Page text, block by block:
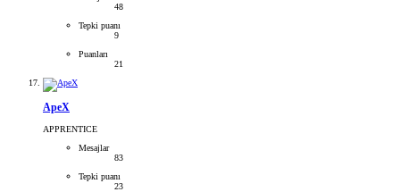
48
Tepki puanı
9
Puanları
21
ApeX
APPRENTICE
Mesajlar
83
Tepki puanı
23